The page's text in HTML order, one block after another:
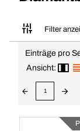
Filter
Einträge pro
Ansicht:
1